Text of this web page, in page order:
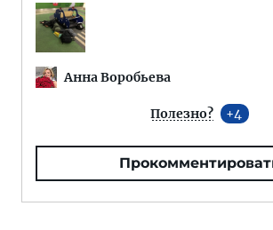
Анна Воробьева
Полезно? 4